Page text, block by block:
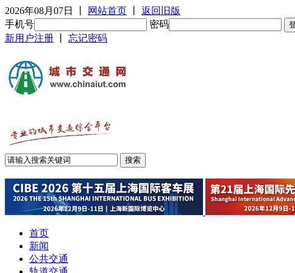
2026年08月07日 网站首页
返回旧版
手机号
密码
新用户注册
忘记密码
首页
新闻
公共交通